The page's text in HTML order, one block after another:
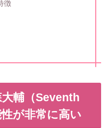
徴
輔（Seventh
が非常に高い